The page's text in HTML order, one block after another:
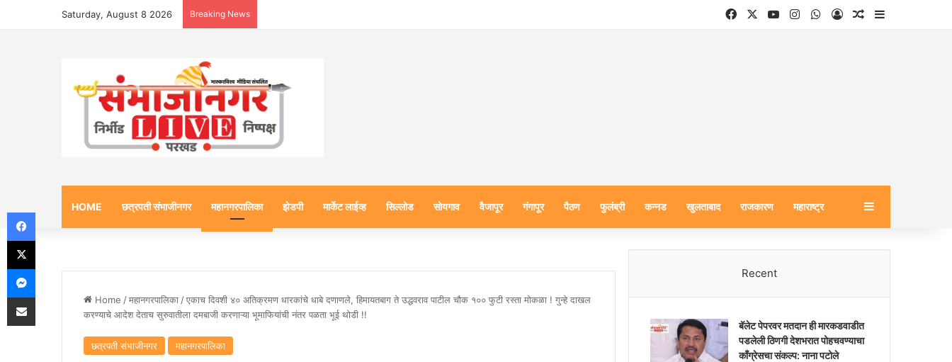
Saturday, August 8 2026 Breaking News FacebookYouTubeInstagramWhatsApp
Log InRandom Article
Sidebar
HOME छत्रपती संभाजीनगर महानगरपालिका झेडपी मार्केट लाईव्ह सिल्लोड सोयगाव वैजापूर गंगापूर पैठण फुलंब्री कन्नड खुलताबाद राजकारण महाराष्ट्र Sidebar
Home /महानगरपालिका /एकाच दिवशी ४० अतिक्रमण धारकांचे धाबे दणाणले, हिमायतबाग ते उद्धवराव पाटील चौक १०० फुटी रस्ता मोकळा ! गुन्हे दाखल
करण्याचे आदेश देताच सुरुवातीला दमबाजी करणाऱ्या भूमाफियांची नंतर पळता भूई थोडी !!
छत्रपती संभाजीनगर महानगरपालिका
Recent
बॅलेट पेपरवर मतदान ही मारकडवाडीत
पडलेली ठिणगी देशभरात पोहचवण्याचा
काँग्रेसचा संकल्प: नाना पटोले
Facebook
X
Messenger
Share via Email